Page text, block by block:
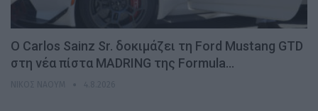
Ο Carlos Sainz Sr. δοκιμάζει τη Ford Mustang GTD
στη νέα πίστα MADRING της Formula…